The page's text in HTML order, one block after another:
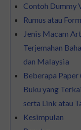
Contoh Dummy
Rumus atau
Jenis Macam
Terjemahan
dan Malaysia
Beberapa
Buku yang
serta Link atau
Kesimpulan